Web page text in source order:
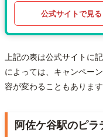
公式サイトで見る
上記の表は公式サイトに
によっては、キャンペー
容が変わることもありま
阿佐ケ谷駅のピ